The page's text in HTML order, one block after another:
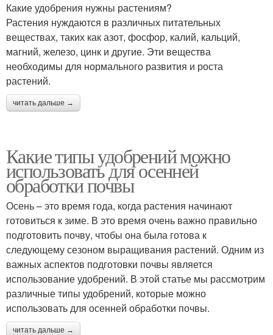
Какие удобрения нужны растениям?
Растения нуждаются в различных питательных
веществах, таких как азот, фосфор, калий, кальций,
магний, железо, цинк и другие. Эти вещества
необходимы для нормального развития и роста
растений.
читать дальше →
Какие типы удобрений можно
использовать для осенней
обработки почвы
Осень – это время года, когда растения начинают
готовиться к зиме. В это время очень важно правильно
подготовить почву, чтобы она была готова к
следующему сезоном выращивания растений. Одним из
важных аспектов подготовки почвы является
использование удобрений. В этой статье мы рассмотрим
различные типы удобрений, которые можно
использовать для осенней обработки почвы.
читать дальше →